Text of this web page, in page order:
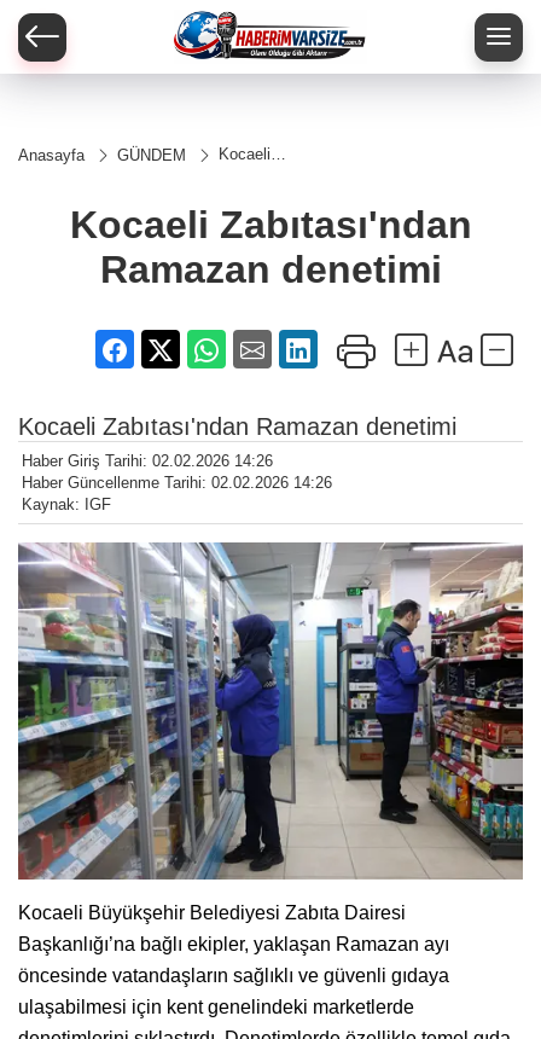
Anasayfa GÜNDEM
Kocaeli
denetimi
Kocaeli Zabıtası'ndan
Ramazan denetimi
Kocaeli Zabıtası'ndan Ramazan denetimi
Haber Giriş Tarihi: 02.02.2026 14:26
Haber Güncellenme Tarihi: 02.02.2026 14:26
Kaynak: IGF
Kocaeli Büyükşehir Belediyesi Zabıta Dairesi
Başkanlığı’na bağlı ekipler, yaklaşan Ramazan ayı
öncesinde vatandaşların sağlıklı ve güvenli gıdaya
ulaşabilmesi için kent genelindeki marketlerde